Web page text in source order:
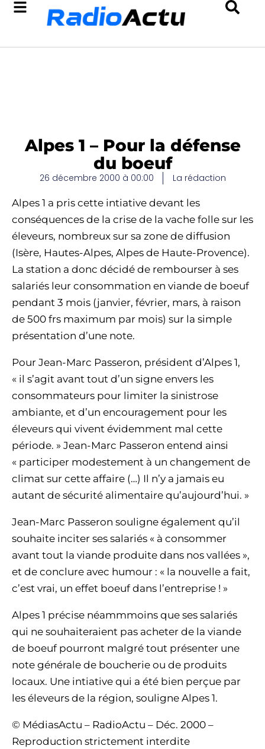
Alpes 1 – Pour la défense
du boeuf
26 décembre 2000 à 00:00 La rédaction
Alpes 1 a pris cette intiative devant les
conséquences de la crise de la vache folle sur les
éleveurs, nombreux sur sa zone de diffusion
(Isère, Hautes-Alpes, Alpes de Haute-Provence).
La station a donc décidé de rembourser à ses
salariés leur consommation en viande de boeuf
pendant 3 mois (janvier, février, mars, à raison
de 500 frs maximum par mois) sur la simple
présentation d’une note.
Pour Jean-Marc Passeron, président d’Alpes 1,
« il s’agit avant tout d’un signe envers les
consommateurs pour limiter la sinistrose
ambiante, et d’un encouragement pour les
éleveurs qui vivent évidemment mal cette
période. » Jean-Marc Passeron entend ainsi
« participer modestement à un changement de
climat sur cette affaire (…) Il n’y a jamais eu
autant de sécurité alimentaire qu’aujourd’hui. »
Jean-Marc Passeron souligne également qu’il
souhaite inciter ses salariés « à consommer
avant tout la viande produite dans nos vallées »,
et de conclure avec humour : « la nouvelle a fait,
c’est vrai, un effet boeuf dans l’entreprise ! »
Alpes 1 précise néammmoins que ses salariés
qui ne souhaiteraient pas acheter de la viande
de boeuf pourront malgré tout présenter une
note générale de boucherie ou de produits
locaux. Une intiative qui a été bien perçue par
les éleveurs de la région, souligne Alpes 1.
© MédiasActu – RadioActu – Déc. 2000 –
Reproduction strictement interdite